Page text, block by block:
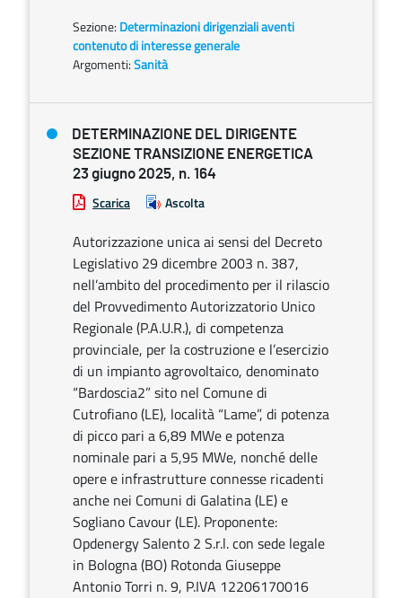
Sezione: Determinazioni dirigenziali aventi
contenuto di interesse generale
Argomenti:Sanità
DETERMINAZIONE DEL DIRIGENTE
SEZIONE TRANSIZIONE ENERGETICA
23 giugno 2025, n. 164
Scarica Ascolta
Autorizzazione unica ai sensi del Decreto
Legislativo 29 dicembre 2003 n. 387,
nell’ambito del procedimento per il rilascio
del Provvedimento Autorizzatorio Unico
Regionale (P.A.U.R.), di competenza
provinciale, per la costruzione e l’esercizio
di un impianto agrovoltaico, denominato
“Bardoscia2” sito nel Comune di
Cutrofiano (LE), località “Lame”, di potenza
di picco pari a 6,89 MWe e potenza
nominale pari a 5,95 MWe, nonché delle
opere e infrastrutture connesse ricadenti
anche nei Comuni di Galatina (LE) e
Sogliano Cavour (LE). Proponente:
Opdenergy Salento 2 S.r.l. con sede legale
in Bologna (BO) Rotonda Giuseppe
Antonio Torri n. 9, P.IVA 12206170016